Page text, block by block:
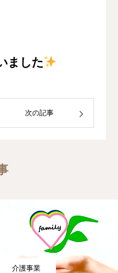
ました
次の記事
介護事業